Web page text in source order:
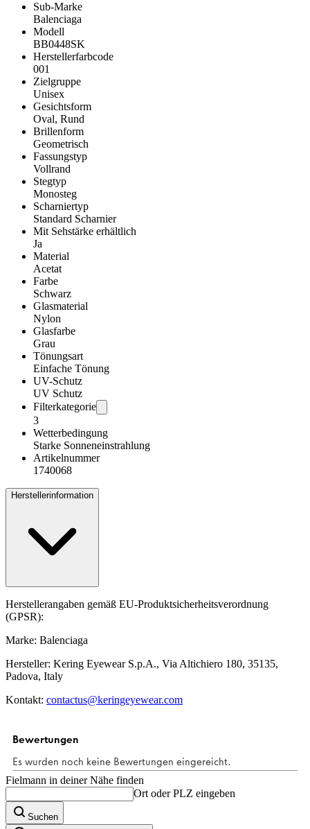
Sub-Marke
Balenciaga
Modell
BB0448SK
Herstellerfarbcode
001
Zielgruppe
Unisex
Gesichtsform
Oval, Rund
Brillenform
Geometrisch
Fassungstyp
Vollrand
Stegtyp
Monosteg
Scharniertyp
Standard Scharnier
Mit Sehstärke erhältlich
Ja
Material
Acetat
Farbe
Schwarz
Glasmaterial
Nylon
Glasfarbe
Grau
Tönungsart
Einfache Tönung
UV-Schutz
UV Schutz
Filterkategorie
3
Wetterbedingung
Starke Sonneneinstrahlung
Artikelnummer
1740068
Herstellerinformation
Herstellerangaben gemäß EU-Produktsicherheitsverordnung
(GPSR):
Marke: Balenciaga
Hersteller: Kering Eyewear S.p.A., Via Altichiero 180, 35135,
Padova, Italy
Kontakt: contactus@keringeyewear.com
Fielmann in deiner Nähe finden
Ort oder PLZ eingeben
Suchen